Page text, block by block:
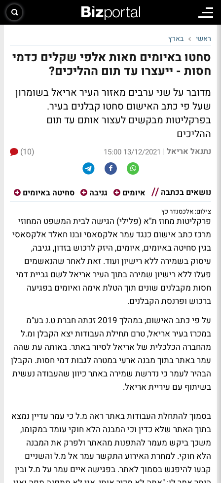
ראשי בארץ
סחטו באיומים מאות אלפי שקלים כדמי
חסות - ייעצרו עד תום ההליכים?
מדובר על שני ערבים מאזור העיר אריאל בשומרון
שעל פי כתב האישום סחטו קבלנים בעיר.
בפרקליטות מבקשים לעצור אותם עד תום
ההליכים
נתנאל אריאל |
13/12/2021 15:00
(10)
נושאים בכתבה איומים גניבה סחיטה באיומים
צילום: אלכסנדר כץ
פרקליטות מחוז ת"א (פלילי) הגישה לבית המשפט המחוזי
מרכז כתב אישום כנגד עמר אלקסאסי ובנו חאלד אלקסאסי
בגין סחיטה באיומים, איומים, היזק לרכוש בזדון, גניבה,
עיסוק בשמירה ללא רישיון ועוד. זאת לאחר שהנאשמים
פעלו ללא רישיון שמירה בתוך העיר אריאל לשם גביית דמי
חסות מקבלנים שונים תוך הטלת אימה ואיומים בפגיעה
ברכוש ופרנסת הקבלנים.
על פי כתב האישום, במהלך 2019 זכתה חברת ט.נ בע"מ
במכרז בעיר אריאל, טרם תחילת העבודות יצא הקבלן ומ.ל
מהחברה הכלכלית של אריאל לסיור באתר. באותה עת שהה
עמר באתר בתוך מבנה ארעי במטרה לגבות דמי חסות. הקבלן
הבהיר לעמר כי נדרשת שמירה באתר כיוון שהעבודה נעשית
בשיתוף עם עיריית אריאל.
בסמוך להתחלת העבודות באתר ראה מ.ל כי עמר עדיין נמצא
בתוך האתר שלא כדין וכי המבנה הלא חוקי עומד במקומו,
משכך ביקש מעמר להתפנות מהאתר ולפרק את המבנה
הלא חוקי. למחרת האירוע התקשר עמר אל מ.ל והשניים
קבעו להיפגש בסמוך לאתר. בפגישה איים עמר על מ.ל ובין